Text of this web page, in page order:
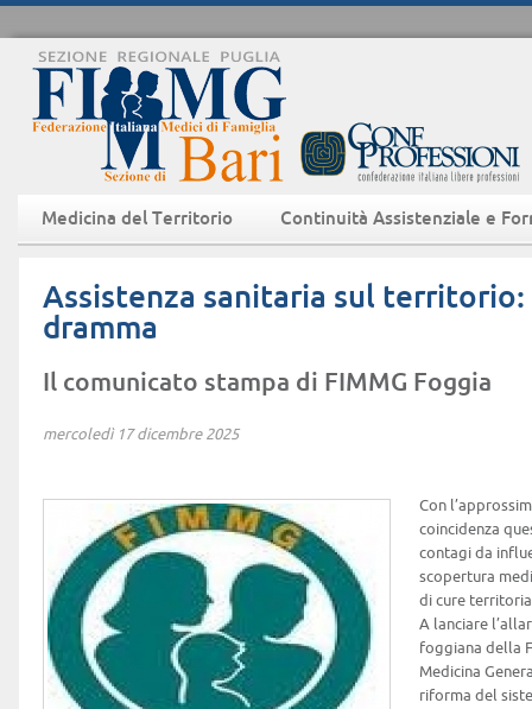
Medicina del Territorio Continuità Assistenziale e
Assistenza sanitaria sul territorio:
dramma
Il comunicato stampa di FIMMG Foggia
mercoledì 17 dicembre 2025
Con
coincidenza
contagi da
scopertura
di cure
A lanciare
foggiana della
Medicina
riforma del